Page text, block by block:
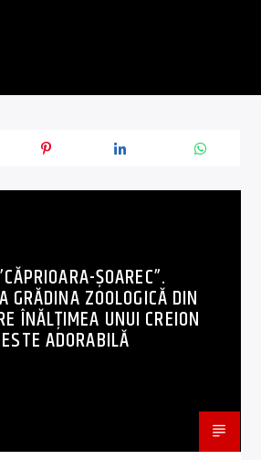
ȘOAREC”.
GRĂDINA ZOOLOGICĂ DIN
ÎNĂLȚIMEA UNUI CREION
ADORABILĂ